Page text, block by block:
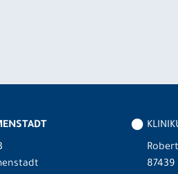
87439